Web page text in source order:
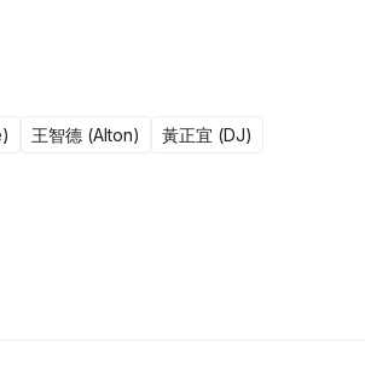
王智德 (Alton) 黃正宜 (DJ)